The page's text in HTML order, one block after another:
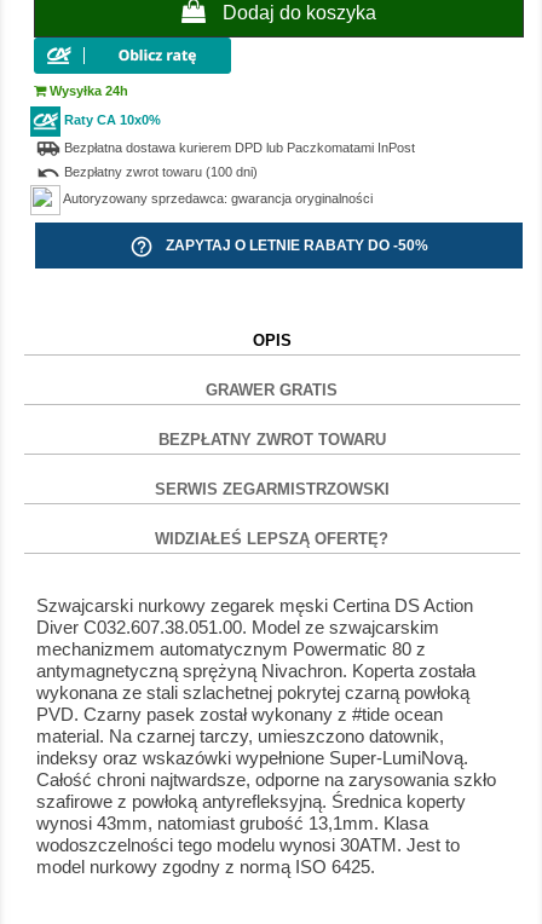
Dodaj do koszyka
Wysyłka 24h
Raty CA 10x0%
airport_shuttleBezpłatna dostawa kurierem DPD lub Paczkomatami InPost
undo Bezpłatny zwrot towaru (100 dni)
Autoryzowany sprzedawca: gwarancja oryginalności
help_outline ZAPYTAJ O LETNIE RABATY DO -50%
OPIS
GRAWER GRATIS
BEZPŁATNY ZWROT TOWARU
SERWIS ZEGARMISTRZOWSKI
WIDZIAŁEŚ LEPSZĄ OFERTĘ?
Szwajcarski nurkowy zegarek męski Certina DS Action
Diver C032.607.38.051.00. Model ze szwajcarskim
mechanizmem automatycznym Powermatic 80 z
antymagnetyczną sprężyną Nivachron. Koperta została
wykonana ze stali szlachetnej pokrytej czarną powłoką
PVD. Czarny pasek został wykonany z #tide ocean
material. Na czarnej tarczy, umieszczono datownik,
indeksy oraz wskazówki wypełnione Super-LumiNovą.
Całość chroni najtwardsze, odporne na zarysowania szkło
szafirowe z powłoką antyrefleksyjną. Średnica koperty
wynosi 43mm, natomiast grubość 13,1mm. Klasa
wodoszczelności tego modelu wynosi 30ATM. Jest to
model nurkowy zgodny z normą ISO 6425.